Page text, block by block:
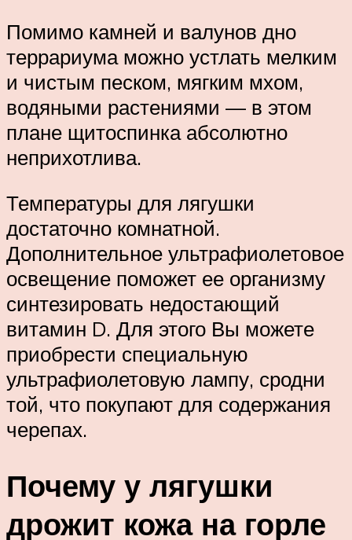
Помимо камней и валунов дно
террариума можно устлать мелким
и чистым песком, мягким мхом,
водяными растениями — в этом
плане щитоспинка абсолютно
неприхотлива.
Температуры для лягушки
достаточно комнатной.
Дополнительное ультрафиолетовое
освещение поможет ее организму
синтезировать недостающий
витамин D. Для этого Вы можете
приобрести специальную
ультрафиолетовую лампу, сродни
той, что покупают для содержания
черепах.
Почему у лягушки
дрожит кожа на горле